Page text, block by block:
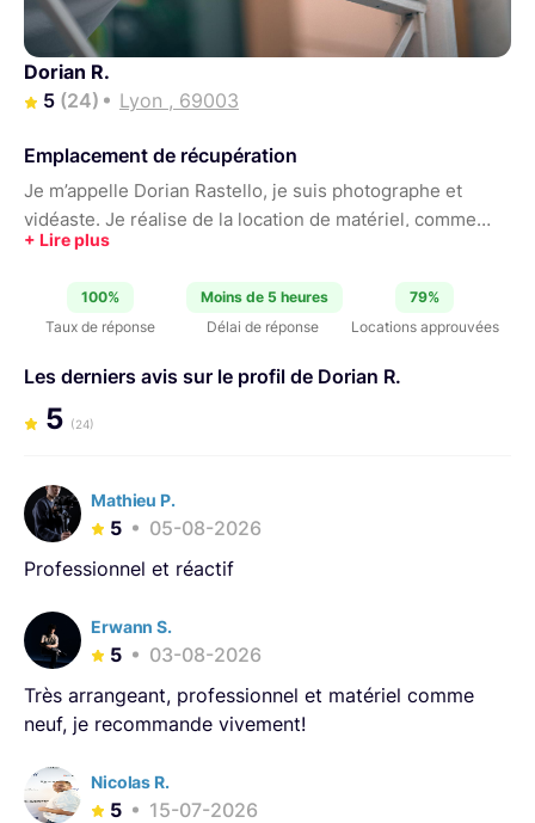
Dorian R.
5 (24) Lyon , 69003
Emplacement de récupération
Je m’appelle Dorian Rastello, je suis photographe et
vidéaste. Je réalise de la location de matériel, comme
des caméras, de la lumière et de la machinerie. Je me
sur 7 (si je ne suis pas en tournage) et toujours
disponible sur rdv. Coté photo et vidéo, je me suis
orienté vers la marque Sony. Je fais donc de la location
de matériel compatible avec l’écosystème Sony.
100%
Taux de réponse
Moins de 5 heures
Délai de réponse
79%
Locations approuvées
Les derniers avis sur le profil de Dorian R.
5 (24)
Mathieu P.
5
05-08-2026
Professionnel et réactif
Erwann S.
5
03-08-2026
Très arrangeant, professionnel et matériel comme
neuf, je recommande vivement!
Nicolas R.
5
15-07-2026